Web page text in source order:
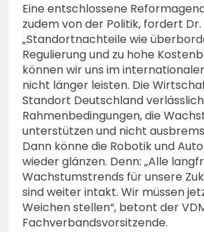
Eine entschlossene
zudem von der Politik, fordert Dr.
„Standortnachteile wie
Regulierung und zu hohe
können wir uns im
nicht länger leisten. Die
Standort Deutschland
Rahmenbedingungen, die
unterstützen und nicht
Dann könne die Robotik und
wieder glänzen. Denn: „Alle
Wachstumstrends für unsere
sind weiter intakt. Wir müssen
Weichen stellen“, betont der
Fachverbandsvorsitzende.